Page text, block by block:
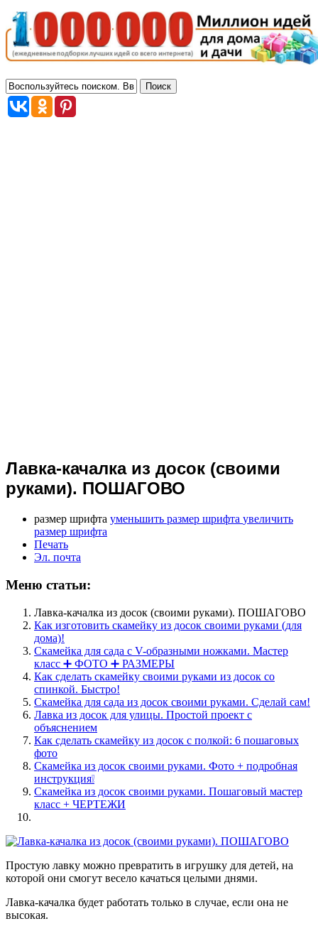
Лавка-качалка из досок (своими
руками). ПОШАГОВО
размер шрифта уменьшить размер шрифта увеличить
размер шрифта
Печать
Эл. почта
Меню статьи:
Лавка-качалка из досок (своими руками). ПОШАГОВО
Как изготовить скамейку из досок своими руками (для
дома)!
Скамейка для сада с V-образными ножками. Мастер
класс ➕ ФОТО ➕ РАЗМЕРЫ
Как сделать скамейку своими руками из досок со
спинкой. Быстро!
Скамейка для сада из досок своими руками. Сделай сам!
Лавка из досок для улицы. Простой проект с
объяснением
Как сделать скамейку из досок с полкой: 6 пошаговых
фото
Скамейка из досок своими руками. Фото + подробная
инструкция❕
Скамейка из досок своими руками. Пошаговый мастер
класс + ЧЕРТЕЖИ
Простую лавку можно превратить в игрушку для детей, на
которой они смогут весело качаться целыми днями.
Лавка-качалка будет работать только в случае, если она не
высокая.